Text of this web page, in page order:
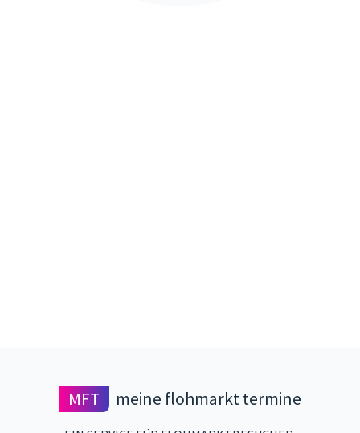
MFT meine flohmarkt termine